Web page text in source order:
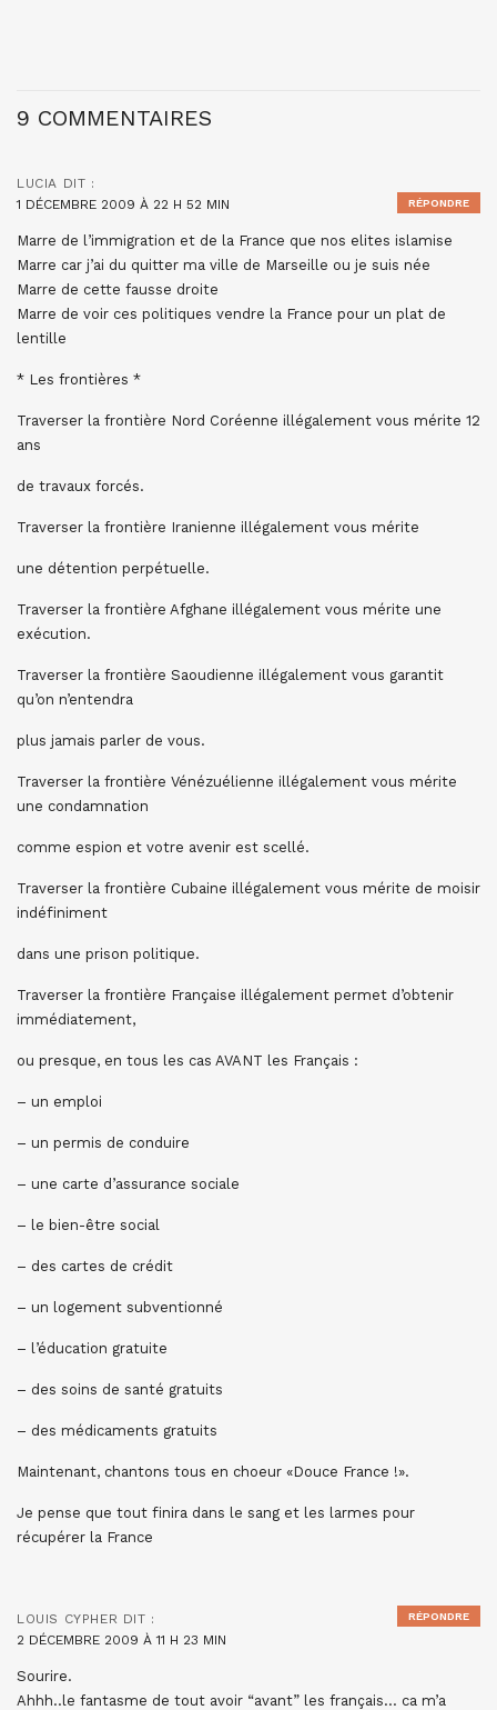
9 COMMENTAIRES
LUCIA DIT :
1 DÉCEMBRE 2009 À 22 H 52 MIN
Marre de l’immigration et de la France que nos elites islamise
Marre car j’ai du quitter ma ville de Marseille ou je suis née
Marre de cette fausse droite
Marre de voir ces politiques vendre la France pour un plat de
lentille
* Les frontières *
Traverser la frontière Nord Coréenne illégalement vous mérite 12
ans
de travaux forcés.
Traverser la frontière Iranienne illégalement vous mérite
une détention perpétuelle.
Traverser la frontière Afghane illégalement vous mérite une
exécution.
Traverser la frontière Saoudienne illégalement vous garantit
qu’on n’entendra
plus jamais parler de vous.
Traverser la frontière Vénézuélienne illégalement vous mérite
une condamnation
comme espion et votre avenir est scellé.
Traverser la frontière Cubaine illégalement vous mérite de moisir
indéfiniment
dans une prison politique.
Traverser la frontière Française illégalement permet d’obtenir
immédiatement,
ou presque, en tous les cas AVANT les Français :
– un emploi
– un permis de conduire
– une carte d’assurance sociale
– le bien-être social
– des cartes de crédit
– un logement subventionné
– l’éducation gratuite
– des soins de santé gratuits
– des médicaments gratuits
Maintenant, chantons tous en choeur «Douce France !».
Je pense que tout finira dans le sang et les larmes pour
récupérer la France
RÉPONDRE
LOUIS CYPHER DIT :
2 DÉCEMBRE 2009 À 11 H 23 MIN
Sourire.
Ahhh..le fantasme de tout avoir “avant” les français… ca m’a
RÉPONDRE